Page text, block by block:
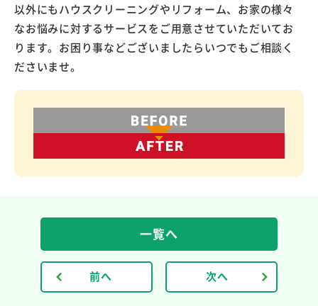
以外にもハウスクリーニングやリフォーム、お家の様々
なお悩みに対するサービスをご用意させていただいてお
ります。お困り事などございましたらいつでもご相談く
ださいませ。
前へ
一覧へ
次へ